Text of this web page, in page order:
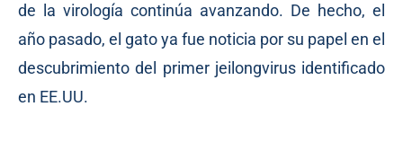
de la virología continúa avanzando. De hecho, el
año pasado, el gato ya fue noticia por su papel en el
descubrimiento del primer jeilongvirus identificado
en EE.UU.